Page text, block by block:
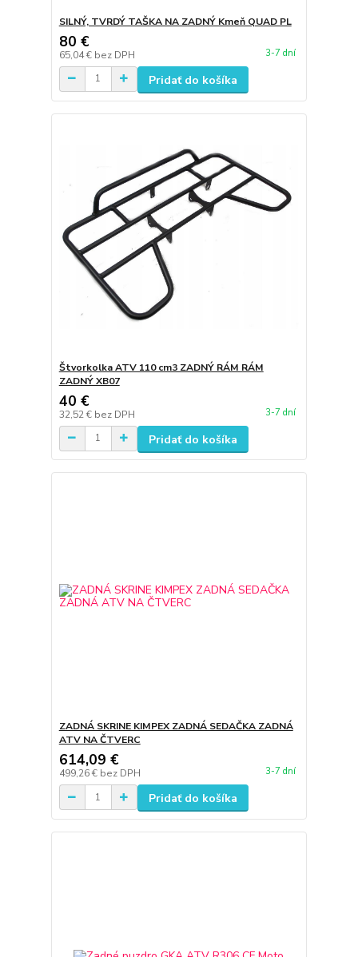
SILNÝ, TVRDÝ TAŠKA NA ZADNÝ Kmeň QUAD PL
80 €
65,04 € bez DPH 3-7 dní
Pridať do košíka
Štvorkolka ATV 110 cm3 ZADNÝ RÁM RÁM
ZADNÝ XB07
40 €
32,52 € bez DPH 3-7 dní
Pridať do košíka
ZADNÁ SKRINE KIMPEX ZADNÁ SEDAČKA ZADNÁ
ATV NA ČTVERC
614,09 €
499,26 € bez DPH 3-7 dní
Pridať do košíka